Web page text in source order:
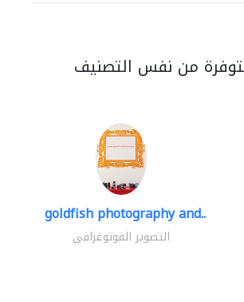
من نفس التصنيف
goldfish photography and..
التصوير الفوتوغرافي